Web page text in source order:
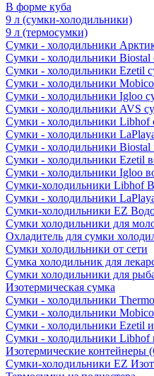
В форме куба
9 л (сумки-холодильники)
9 л (термосумки)
Сумки - холодильники
Сумки - холодильники Biostal
Сумки - холодильники Ezetil
Сумки - холодильники
Сумки - холодильники Igloo
Сумки - холодильники AVS
Сумки - холодильники Libhof
Сумки - холодильники
Сумки - холодильники
Сумки - холодильники Ezetil
Сумки - холодильники Igloo
Сумки-холодильники Libhof
Сумки - холодильники
Сумки-холодильники EZ
Сумки холодильники для
Охладитель для сумки
Сумки холодильники от сети
Сумка холодильник для
Сумки холодильники для
Изотермическая сумка
Сумки - холодильники
Сумки - холодильники
Сумки - холодильники Ezetil
Сумки - холодильники Libhof
Изотермические контейнеры
Сумки-холодильники EZ